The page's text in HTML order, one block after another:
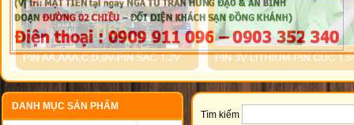
DANH MỤC SẢN PHẨM
Tìm kiếm